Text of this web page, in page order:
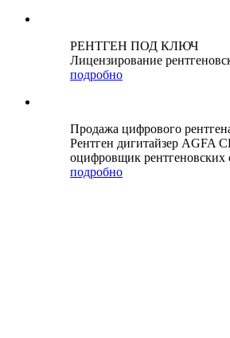
РЕНТГЕН ПОД КЛЮЧ
Лицензирование
подробно
Продажа цифрового
Рентген дигитайзер AGFA
оцифровщик рентгеновских
подробно